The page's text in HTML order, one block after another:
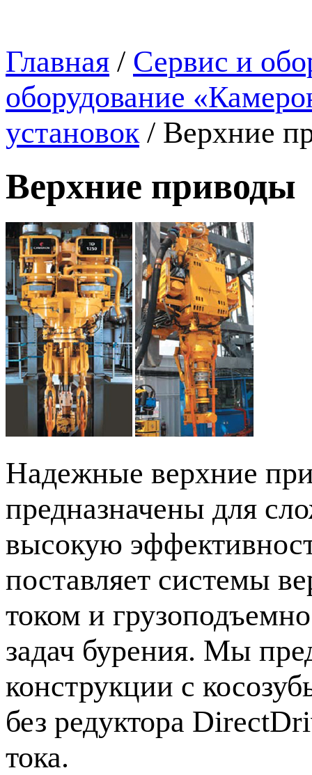
Главная / Сервис и
оборудование
установок/ Верхние
Верхние приводы
Надежные верхние
предназначены для
высокую
поставляет системы
током и
задач бурения. Мы
конструкции с
без редуктора
тока.